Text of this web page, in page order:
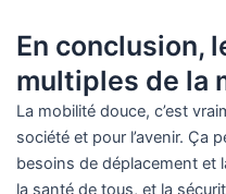
En conclusion,
multiples de la
La mobilité douce, c’est
société et pour l’avenir. Ça
besoins de déplacement et
la santé de tous, et la